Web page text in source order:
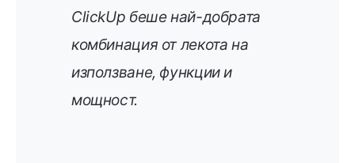
ClickUp беше най-добрата
комбинация от лекота на
използване, функции и
мощност.